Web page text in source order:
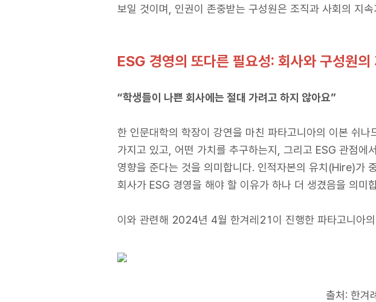
보일 것이며, 인권이 존중받는 구성원은 조직과 사회의 지
ESG 경영의 또다른 필요성: 회사와 구성원의
“학생들이 나쁜 회사에는 절대 가려고 하지 않아요”
한 인문대학의 학장이 강연을 마친 파타고니아의 이본 쉬
가지고 있고, 어떤 가치를 추구하는지, 그리고 ESG 관점에
영향을 준다는 것을 의미합니다. 인적자본의 유치(Hire)가
회사가 ESG 경영을 해야 할 이유가 하나 더 생겼음을 의미
이와 관련해 2024년 4월 한겨레21이 진행한 파타고니아의
출처: 한겨